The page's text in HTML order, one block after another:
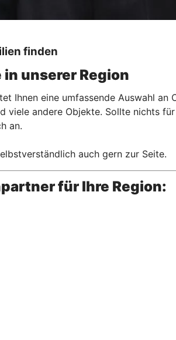
finden
unserer Region
eine umfassende Auswahl an
andere Objekte. Sollte nichts
an.
auch gern zur Seite.
für Ihre Region: